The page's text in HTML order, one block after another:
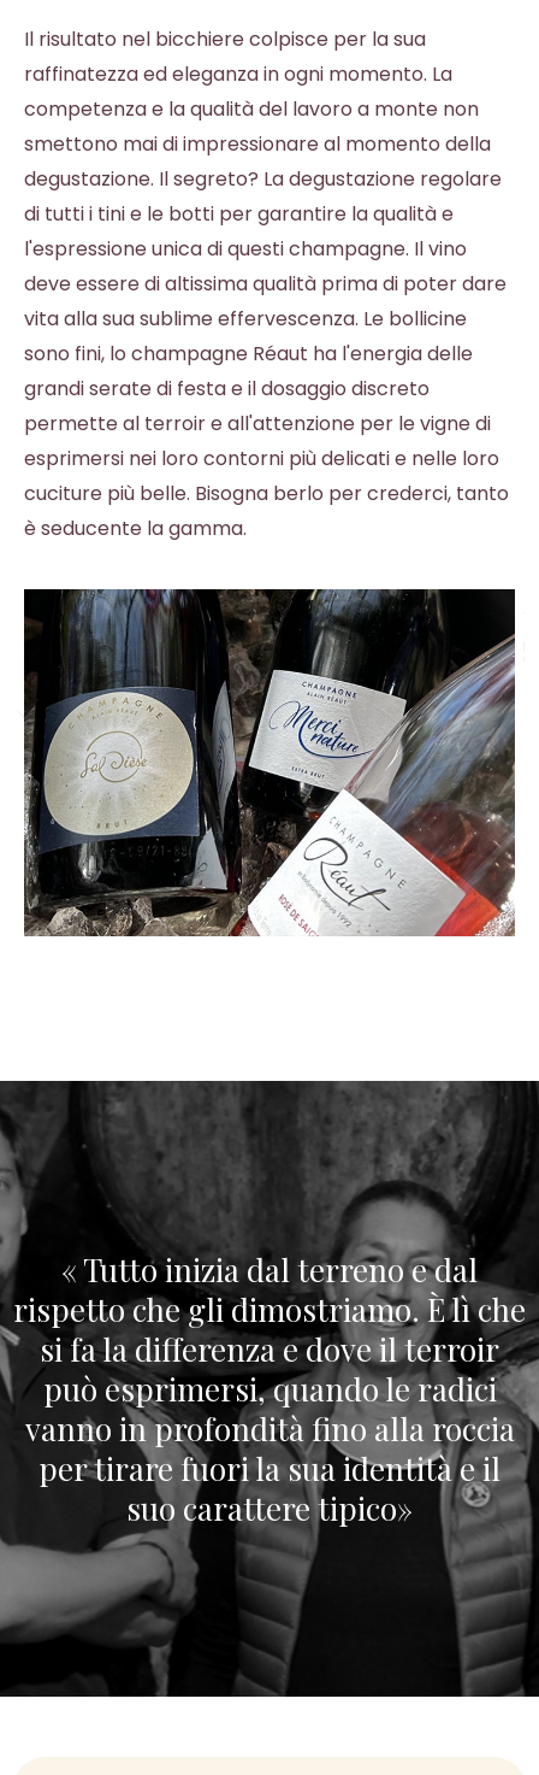
Il risultato nel bicchiere colpisce per la sua
raffinatezza ed eleganza in ogni momento. La
competenza e la qualità del lavoro a monte non
smettono mai di impressionare al momento della
degustazione. Il segreto? La degustazione regolare
di tutti i tini e le botti per garantire la qualità e
l'espressione unica di questi champagne. Il vino
deve essere di altissima qualità prima di poter dare
vita alla sua sublime effervescenza. Le bollicine
sono fini, lo champagne Réaut ha l'energia delle
grandi serate di festa e il dosaggio discreto
permette al terroir e all'attenzione per le vigne di
esprimersi nei loro contorni più delicati e nelle loro
cuciture più belle. Bisogna berlo per crederci, tanto
è seducente la gamma.
« Tutto inizia dal terreno e dal
rispetto che gli dimostriamo. È lì che
si fa la differenza e dove il terroir
può esprimersi, quando le radici
vanno in profondità fino alla roccia
per tirare fuori la sua identità e il
suo carattere tipico»